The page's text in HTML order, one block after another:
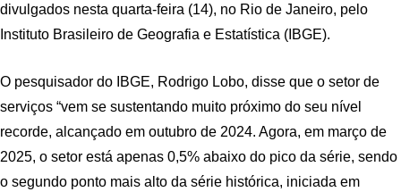
divulgados nesta quarta-feira (14), no Rio de Janeiro, pelo
Instituto Brasileiro de Geografia e Estatística (IBGE).
O pesquisador do IBGE, Rodrigo Lobo, disse que o setor de
serviços “vem se sustentando muito próximo do seu nível
recorde, alcançado em outubro de 2024. Agora, em março de
2025, o setor está apenas 0,5% abaixo do pico da série, sendo
o segundo ponto mais alto da série histórica, iniciada em